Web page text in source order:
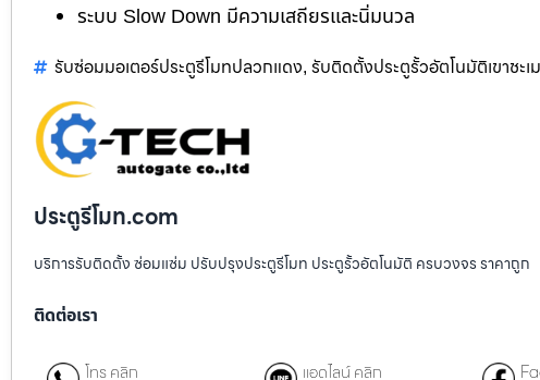
ระบบ Slow Down มีความเสถียรและนิ่มนวล
รับซ่อมมอเตอร์ประตูรีโมทปลวกแดง, รับติดตั้งประตูรั้วอัตโนมัติเขาชะเ
ประตูรีโมท.com
บริการรับติดตั้ง ซ่อมแซ่ม ปรับปรุงประตูรีโมท ประตูรั้วอัตโนมัติ ครบวงจร ราคาถูก
ติดต่อเรา
โทร คลิก แอดไลน์ คลิก